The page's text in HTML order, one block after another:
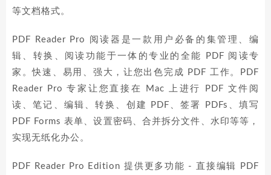
等文档格式。
PDF Reader Pro 阅读器是一款用户必备的集管理、编
辑、转换、阅读功能于一体的专业的全能 PDF 阅读专
家。快速、易用、强大，让您出色完成 PDF 工作。PDF
Reader Pro 专家让您直接在 Mac 上进行 PDF 文件阅
读、笔记、编辑、转换、创建 PDF、签署 PDFs、填写
PDF Forms 表单、设置密码、合并拆分文件、水印等等，
实现无纸化办公。
PDF Reader Pro Edition 提供更多功能 - 直接编辑 PDF